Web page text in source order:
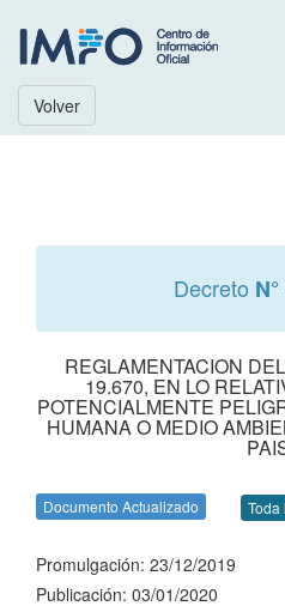
Volver
Decreto
REGLAMENTACION
19.670, EN LO
POTENCIALMENTE
HUMANA O MEDIO
Documento Actualizado Toda
Promulgación: 23/12/2019
Publicación: 03/01/2020